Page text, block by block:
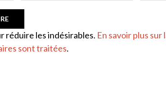
réduire les indésirables. En savoir plus sur
sont traitées.